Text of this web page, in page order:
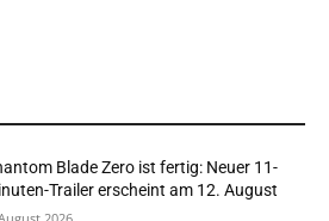
Blade Zero ist fertig: Neuer 11-
Trailer erscheint am 12. August